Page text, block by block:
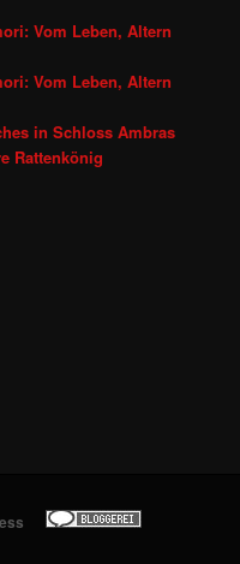
Vom Leben, Altern
Vom Leben, Altern
in Schloss Ambras
Rattenkönig